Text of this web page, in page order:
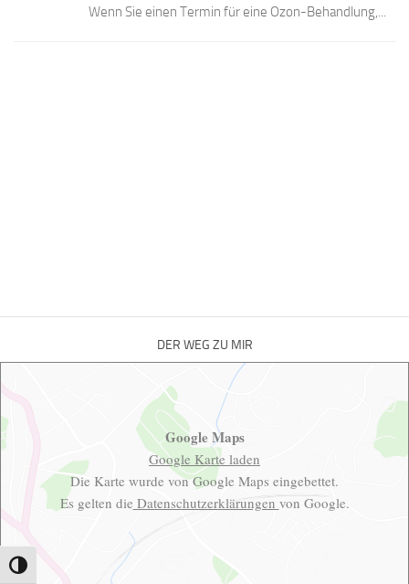
Umschalten auf hohe Kontraste
Wenn Sie einen Termin für eine Ozon-Behandlung,...
DER WEG ZU MIR
Google Maps
Google Karte laden
Die Karte wurde von Google Maps eingebettet.
Es gelten die Datenschutzerklärungen von Google.